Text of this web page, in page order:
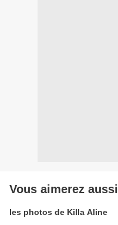
Vous aimerez aussi
les photos de Killa Aline